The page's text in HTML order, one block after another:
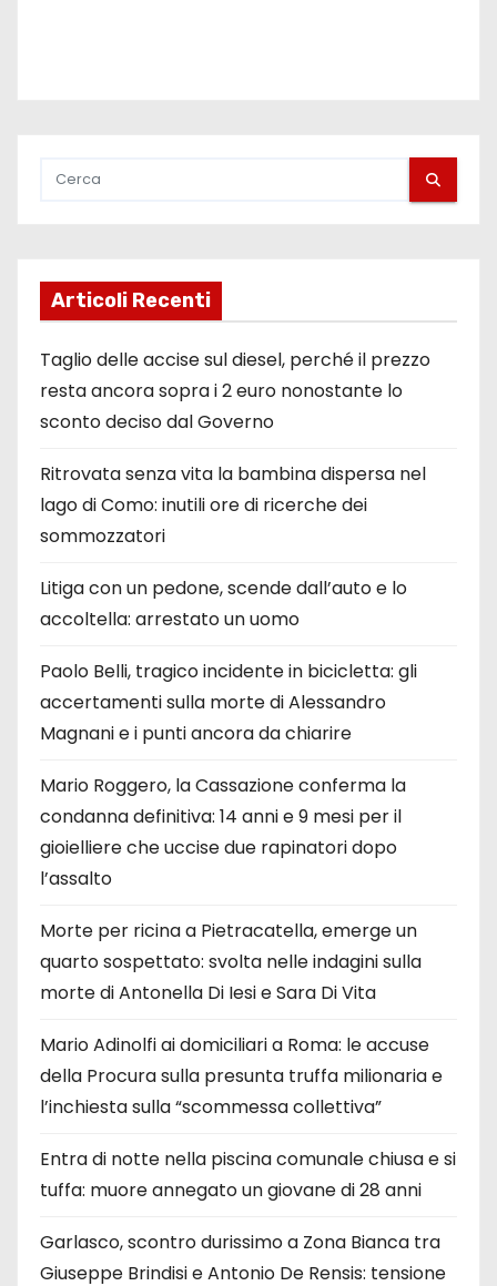
t
c
o
l
i
Articoli Recenti
Taglio delle accise sul diesel, perché il prezzo
resta ancora sopra i 2 euro nonostante lo
sconto deciso dal Governo
Ritrovata senza vita la bambina dispersa nel
lago di Como: inutili ore di ricerche dei
sommozzatori
Litiga con un pedone, scende dall’auto e lo
accoltella: arrestato un uomo
Paolo Belli, tragico incidente in bicicletta: gli
accertamenti sulla morte di Alessandro
Magnani e i punti ancora da chiarire
Mario Roggero, la Cassazione conferma la
condanna definitiva: 14 anni e 9 mesi per il
gioielliere che uccise due rapinatori dopo
l’assalto
Morte per ricina a Pietracatella, emerge un
quarto sospettato: svolta nelle indagini sulla
morte di Antonella Di Iesi e Sara Di Vita
Mario Adinolfi ai domiciliari a Roma: le accuse
della Procura sulla presunta truffa milionaria e
l’inchiesta sulla “scommessa collettiva”
Entra di notte nella piscina comunale chiusa e si
tuffa: muore annegato un giovane di 28 anni
Garlasco, scontro durissimo a Zona Bianca tra
Giuseppe Brindisi e Antonio De Rensis: tensione